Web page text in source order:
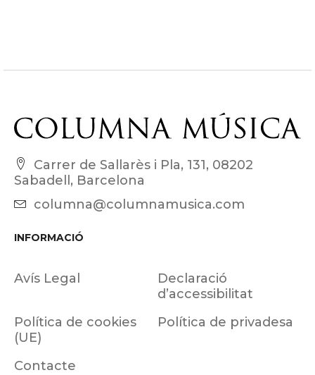
Carrer de Sallarès i Pla, 131, 08202
Sabadell, Barcelona
columna@columnamusica.com
INFORMACIÓ
Avís Legal
Declaració
d’accessibilitat
Política de cookies
(UE)
Política de privadesa
Contacte